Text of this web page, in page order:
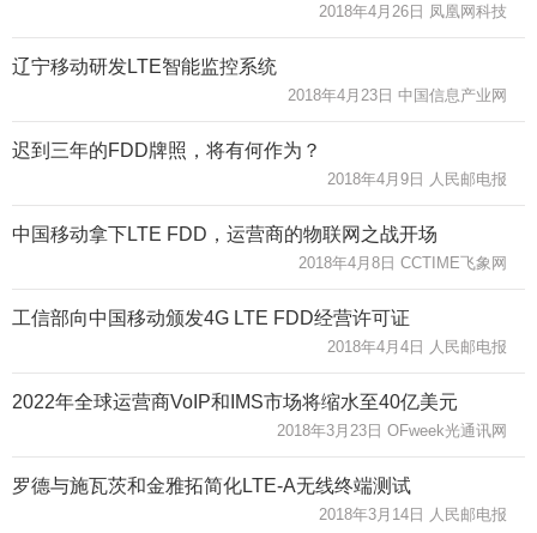
2018年4月26日 凤凰网科技
辽宁移动研发LTE智能监控系统
2018年4月23日 中国信息产业网
迟到三年的FDD牌照，将有何作为？
2018年4月9日 人民邮电报
中国移动拿下LTE FDD，运营商的物联网之战开场
2018年4月8日 CCTIME飞象网
工信部向中国移动颁发4G LTE FDD经营许可证
2018年4月4日 人民邮电报
2022年全球运营商VoIP和IMS市场将缩水至40亿美元
2018年3月23日 OFweek光通讯网
罗德与施瓦茨和金雅拓简化LTE-A无线终端测试
2018年3月14日 人民邮电报